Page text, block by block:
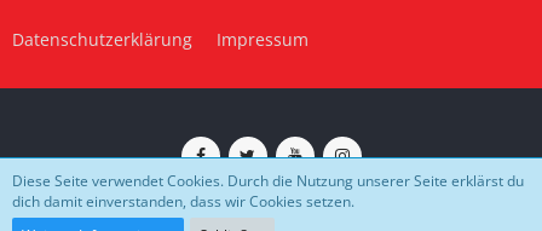
Datenschutzerklärung Impressum
Impressum Datenschutz
Diese Seite verwendet Cookies. Durch die Nutzung unserer Seite erklärst du
dich damit einverstanden, dass wir Cookies setzen.